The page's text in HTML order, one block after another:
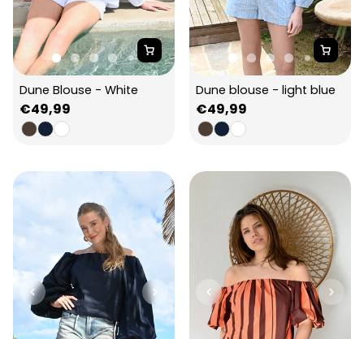
Dune Blouse - White
Regular
price
€49,99
Dune blouse - light blue
Regular
price
€49,99